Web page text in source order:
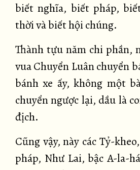
biết nghĩa, biết pháp,
thời và biết hội chúng.
Thành tựu năm chi phần,
vua Chuyển Luân chuyển
bánh xe ấy, không một
chuyển ngược lại, dầu là
địch.
Cũng vậy, này các Tỷ-
pháp, Như Lai, bậc A-la-